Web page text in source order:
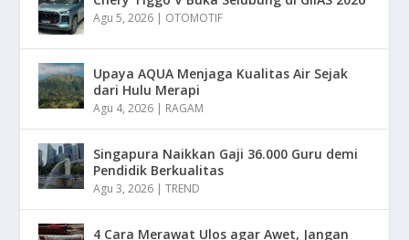
Agu 5, 2026 | OTOMOTIF
Upaya AQUA Menjaga Kualitas Air Sejak
dari Hulu Merapi
Agu 4, 2026 | RAGAM
Singapura Naikkan Gaji 36.000 Guru demi
Pendidik Berkualitas
Agu 3, 2026 |TREND
4 Cara Merawat Ulos agar Awet, Jangan